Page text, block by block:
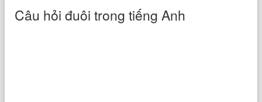
Câu hỏi đuôi trong tiếng Anh